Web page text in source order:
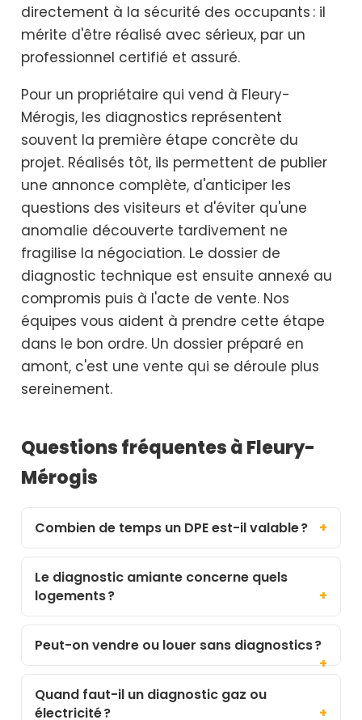
directement à la sécurité des occupants : il
mérite d'être réalisé avec sérieux, par un
professionnel certifié et assuré.
Pour un propriétaire qui vend à Fleury-
Mérogis, les diagnostics représentent
souvent la première étape concrète du
projet. Réalisés tôt, ils permettent de publier
une annonce complète, d'anticiper les
questions des visiteurs et d'éviter qu'une
anomalie découverte tardivement ne
fragilise la négociation. Le dossier de
diagnostic technique est ensuite annexé au
compromis puis à l'acte de vente. Nos
équipes vous aident à prendre cette étape
dans le bon ordre. Un dossier préparé en
amont, c'est une vente qui se déroule plus
sereinement.
Questions fréquentes à Fleury-
Mérogis
Combien de temps un DPE est-il valable ?
Le diagnostic amiante concerne quels
logements ?
Peut-on vendre ou louer sans diagnostics ?
Quand faut-il un diagnostic gaz ou
électricité ?